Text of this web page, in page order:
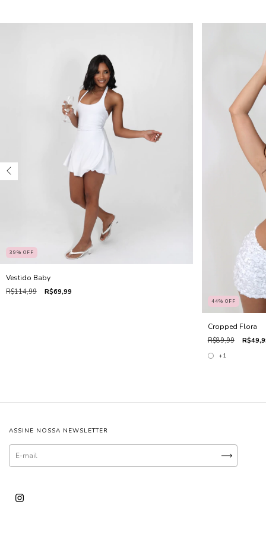
39% OFF
Vestido Baby
R$114,99 R$69,99
44% OFF
Cropped Flora
R$89,99
+1
ASSINE NOSSA NEWSLETTER